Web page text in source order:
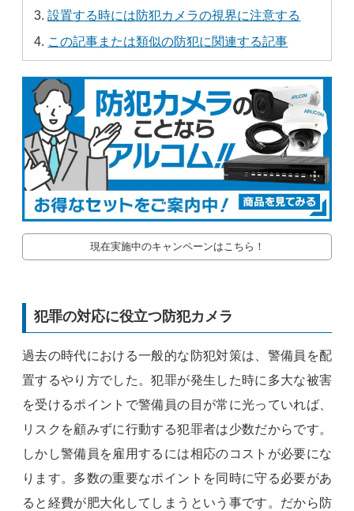
設置する時には防犯カメラの視界に注意する
この記事または類似の防犯に関連する記事
現在実施中のキャンペーンはこちら！
犯罪の対応に役立つ防犯カメラ
過去の時代における一般的な防犯対策は、警備員を配
置するやり方でした。犯罪が発生した時に多大な被害
を受けるポイントで警備員の目が常に光っていれば、
リスクを顧みずに行動する犯罪者は少数だからです。
しかし警備員を雇用するには相応のコストが必要にな
ります。多数の重要なポイントを同時に守る必要があ
ると経費が肥大化してしまうという事です。だから防